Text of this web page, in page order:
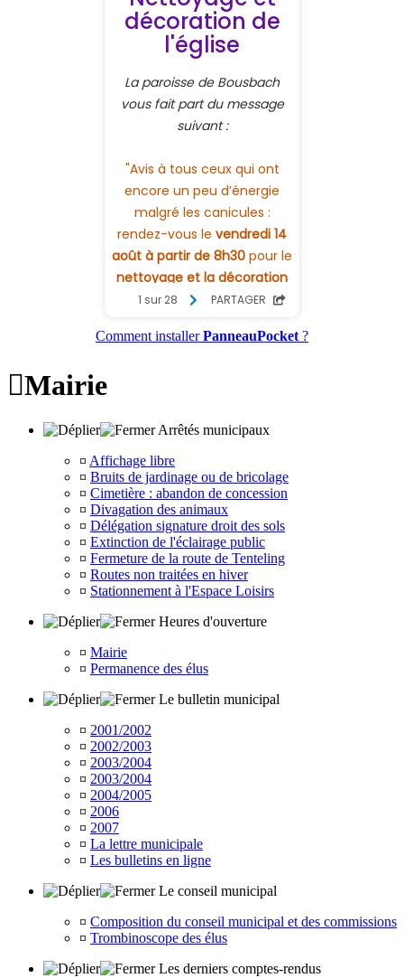
Comment installerPanneauPocket?
Mairie
Arrêtés municipaux
¤ Affichage libre
¤ Bruits de jardinage ou de bricolage
¤ Cimetière : abandon de concession
¤ Divagation des animaux
¤ Délégation signature droit des sols
¤ Extinction de l'éclairage public
¤ Fermeture de la route de Tenteling
¤ Routes non traitées en hiver
¤ Stationnement à l'Espace Loisirs
Heures d'ouverture
¤ Mairie
¤ Permanence des élus
Le bulletin municipal
¤ 2001/2002
¤ 2002/2003
¤ 2003/2004
¤ 2003/2004
¤ 2004/2005
¤ 2006
¤ 2007
¤ La lettre municipale
¤ Les bulletins en ligne
Le conseil municipal
¤ Composition du conseil municipal et des commissions
¤ Trombinoscope des élus
Les derniers comptes-rendus